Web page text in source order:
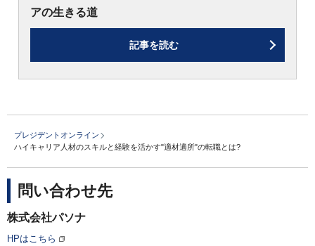
アの生きる道
記事を読む
プレジデントオンライン
ハイキャリア人材のスキルと経験を活かす"適材適所"の転職とは?
問い合わせ先
株式会社パソナ
HPはこちら